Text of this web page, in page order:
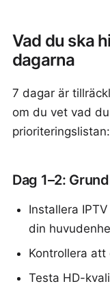
Vad du ska
dagarna
7 dagar är
om du vet vad
prioriteringslistan:
Dag 1–2:
Installera
din
Kontrollera
Testa HD-